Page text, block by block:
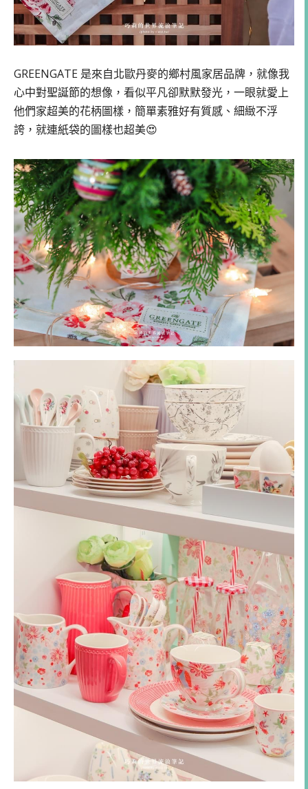
GREENGATE 是來自北歐丹麥的鄉村風家居品牌，就像我
心中對聖誕節的想像，看似平凡卻默默發光，一眼就愛上
他們家超美的花柄圖樣，簡單素雅好有質感、細緻不浮
誇，就連紙袋的圖樣也超美😍